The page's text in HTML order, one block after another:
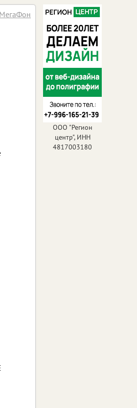
ООО "Регион
центр", ИНН
4817003180